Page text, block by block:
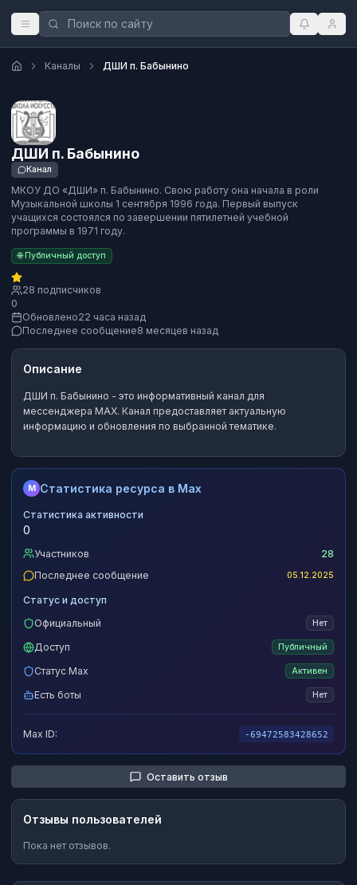
Каналы ДШИ п. Бабынино
ДШИ п. Бабынино
Канал
МКОУ ДО «ДШИ» п. Бабынино. Свою работу она начала в роли
Музыкальной школы 1 сентября 1996 года. Первый выпуск
учащихся состоялся по завершении пятилетней учебной
программы в 1971 году.
🌐 Публичный доступ
28 подписчиков
0
Обновлено22 часа назад
Последнее сообщение8 месяцев назад
Описание
ДШИ п. Бабынино - это информативный канал для
мессенджера MAX. Канал предоставляет актуальную
информацию и обновления по выбранной тематике.
M Статистика ресурса в Max
Статистика активности
0
Участников
28
Последнее сообщение
05.12.2025
Статус и доступ
Официальный
Нет
Доступ Публичный
Статус Max Активен
Есть боты Нет
Max ID: -69472583428652
Оставить отзыв
Отзывы пользователей
Пока нет отзывов.